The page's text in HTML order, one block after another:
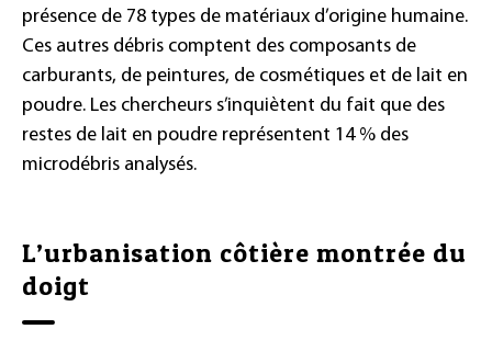
présence de 78 types de matériaux d’origine humaine.
Ces autres débris comptent des composants de
carburants, de peintures, de cosmétiques et de lait en
poudre. Les chercheurs s’inquiètent du fait que des
restes de lait en poudre représentent 14 % des
microdébris analysés.
L’urbanisation côtière montrée du
doigt